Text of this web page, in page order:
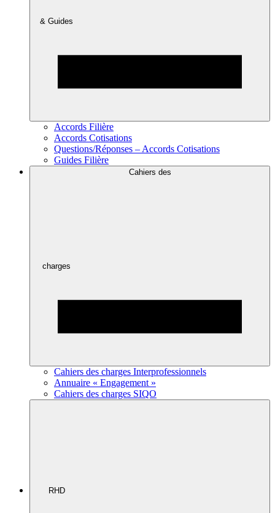
& Guides
Accords Filière
Accords Cotisations
Questions/Réponses – Accords Cotisations
Guides Filière
Cahiers des
charges
Cahiers des charges Interprofessionnels
Annuaire « Engagement »
Cahiers des charges SIQO
RHD